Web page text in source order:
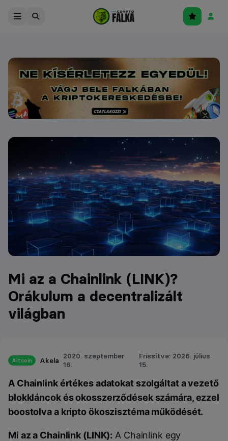
Mi az a Chainlink (LINK)?
Orákulum a decentralizált
világban
Altcoin Akela 2020. szeptember
16.
Frissítve: 2026. július
15.
A Chainlink értékes adatokat szolgáltat a vezető
blokkláncok és okosszerződések számára, ezzel
boostolva a kripto ökoszisztéma működését.
Mi az a Chainlink (LINK): A Chainlink egy